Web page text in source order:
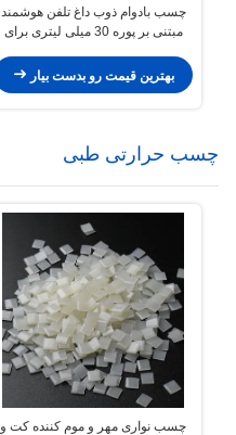
چسب بادوام ذوب داغ تلفن هوشمند
مبتنی بر پوره 30 میلی لیتری برای
بهترین قیمت رو بدست بیار
چسب حرارتی طبی
چسب نواری مهر و موم کننده کت و